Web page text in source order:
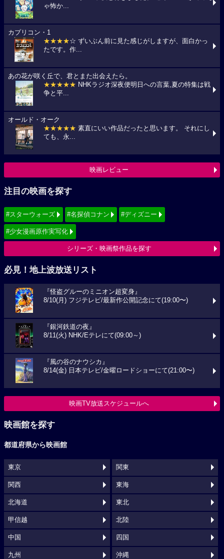
ゃ怖か...
カプリコン・1
★★★★☆ ずいぶん前に見た感じがしますが、面白かっ
たです。作...
あの花が咲く丘で、君とまた出会えたら。
★★★★★ NHKラジオ深夜便明日への言葉,夏の特集は戦
争と平...
オールド・オーク
★★★★★ 素直にいい作品だったと思います。 それにし
ても、永...
映画レビュー
注目の映画を探す
#スターウォーズ #名探偵コナン #ディズニー
#少女漫画原作実写化
シリーズ・映画祭作品を探す
必見！地上波放送リスト
『怪盗グルーのミニオン超変身』
8/10(月) フジテレビ/最新作公開記念にて(19:00〜)
『銀河鉄道の夜』
8/11(火) NHK/Eテレにて(09:00～)
『風の谷のナウシカ』
8/14(金) 日本テレビ/金曜ロードショーにて(21:00〜)
映画TV放送スケジュールへ
映画館を探す
都道府県から映画館
東京 関東
関西 東海
北海道 東北
甲信越 北陸
中国 四国
九州 沖縄